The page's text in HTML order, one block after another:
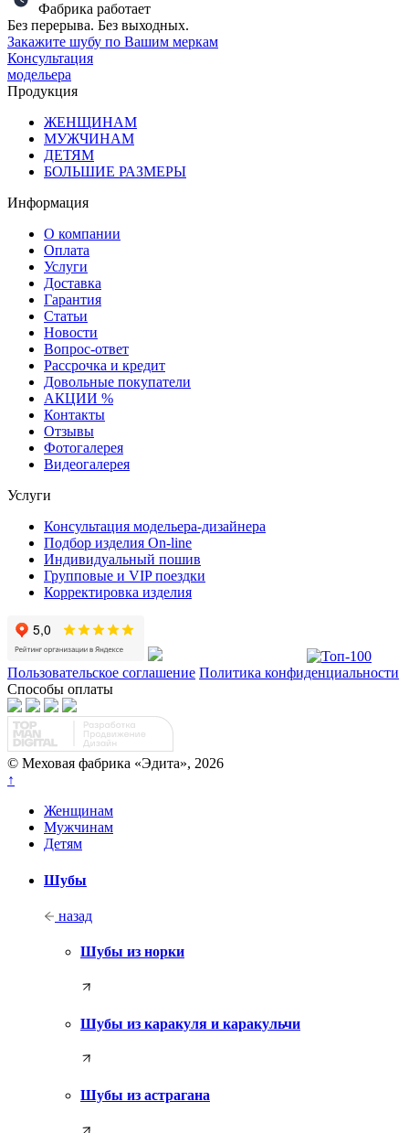
Фабрика работает
Без перерыва. Без выходных.
Закажите шубу по Вашим меркам
Консультация
модельера
Продукция
ЖЕНЩИНАМ
МУЖЧИНАМ
ДЕТЯМ
БОЛЬШИЕ РАЗМЕРЫ
Информация
О компании
Оплата
Услуги
Доставка
Гарантия
Статьи
Новости
Вопрос-ответ
Рассрочка и кредит
Довольные покупатели
АКЦИИ %
Контакты
Отзывы
Фотогалерея
Видеогалерея
Услуги
Консультация модельера-дизайнера
Подбор изделия On-line
Индивидуальный пошив
Групповые и VIP поездки
Корректировка изделия
Пользовательское соглашение Политика конфиденциальности
Способы оплаты
© Меховая фабрика «Эдита», 2026
↑
Женщинам
Мужчинам
Детям
Шубы
назад
Шубы из норки
Шубы из каракуля и каракульчи
Шубы из астрагана